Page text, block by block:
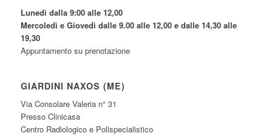
Lunedì dalla 9:00 alle 12,00
Mercoledì e Giovedì dalle 9.00 alle 12,00 e dalle 14,30 alle
19,30
Appuntamento su prenotazione
GIARDINI NAXOS (ME)
Via Consolare Valeria n° 31
Presso Clinicasa
Centro Radiologico e Polispecialistico